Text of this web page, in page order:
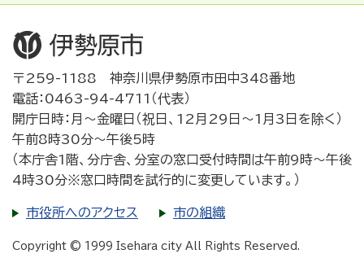
〒259-1188 神奈川県伊勢原市田中348番地
電話：0463-94-4711（代表）
開庁日時：月～金曜日（祝日、12月29日～1月3日を除く）
午前8時30分～午後5時
（本庁舎1階、分庁舎、分室の窓口受付時間は午前9時～午後
4時30分※窓口時間を試行的に変更しています。）
市役所へのアクセス 市の組織
Copyright © 1999 Isehara city All Rights Reserved.